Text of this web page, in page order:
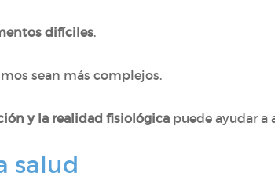
difíciles.
sean más complejos.
y la realidad fisiológica puede ayudar a
salud